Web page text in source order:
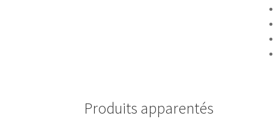
Produits apparentés